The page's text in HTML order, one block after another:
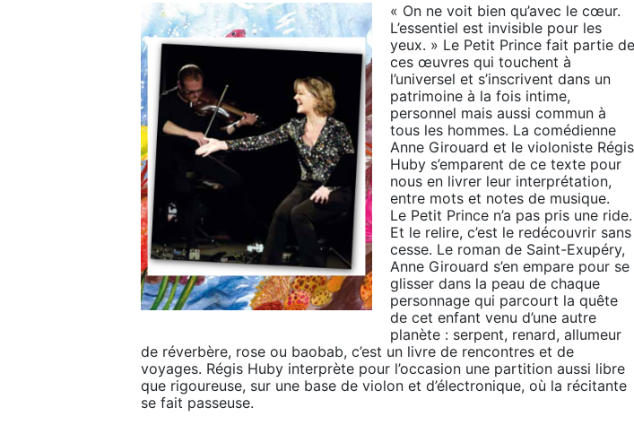
« On ne voit bien qu’avec le cœur.
L’essentiel est invisible pour les
yeux. » Le Petit Prince fait partie de
ces œuvres qui touchent à
l’universel et s’inscrivent dans un
patrimoine à la fois intime,
personnel mais aussi commun à
tous les hommes. La comédienne
Anne Girouard et le violoniste Régis
Huby s’emparent de ce texte pour
nous en livrer leur interprétation,
entre mots et notes de musique.
Le Petit Prince n’a pas pris une ride.
Et le relire, c’est le redécouvrir sans
cesse. Le roman de Saint-Exupéry,
Anne Girouard s’en empare pour se
glisser dans la peau de chaque
personnage qui parcourt la quête
de cet enfant venu d’une autre
planète : serpent, renard, allumeur
de réverbère, rose ou baobab, c’est un livre de rencontres et de
voyages. Régis Huby interprète pour l’occasion une partition aussi libre
que rigoureuse, sur une base de violon et d’électronique, où la récitante
se fait passeuse.